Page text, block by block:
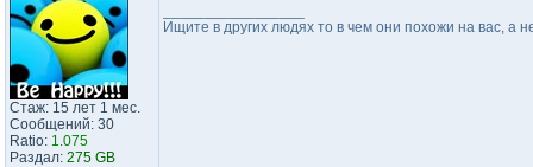
Стаж: 15 лет 1 мес.
Сообщений: 30
Ratio: 1.075
Раздал: 275 GB
Ищите в других людях то в чем они похожи на вас, а